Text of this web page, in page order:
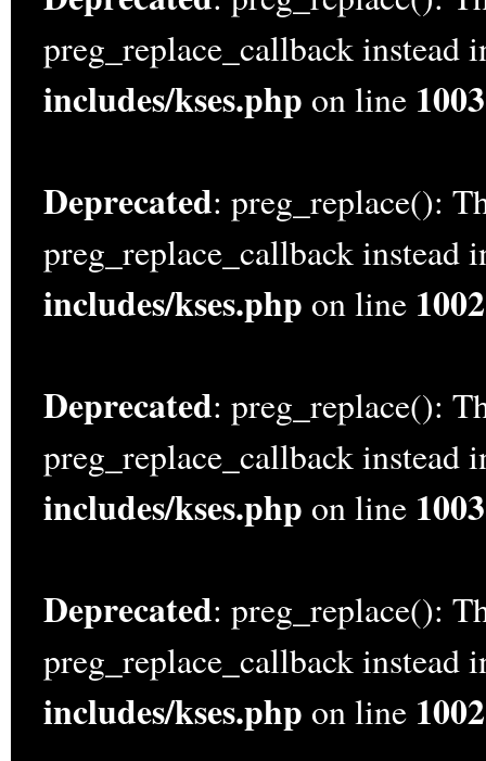
preg_replace_callback instead
includes/kses.php on line 1003
Deprecated: preg_replace():
preg_replace_callback instead
includes/kses.php on line 1002
Deprecated: preg_replace():
preg_replace_callback instead
includes/kses.php on line 1003
Deprecated: preg_replace():
preg_replace_callback instead
includes/kses.php on line 1002